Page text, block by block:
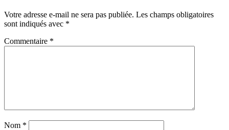
Votre adresse e-mail ne sera pas publiée. Les champs obligatoires
sont indiqués avec *
Commentaire *
Nom *